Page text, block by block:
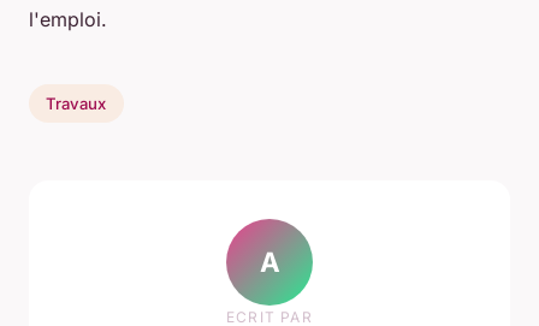
l'emploi.
Travaux
A
ECRIT PAR